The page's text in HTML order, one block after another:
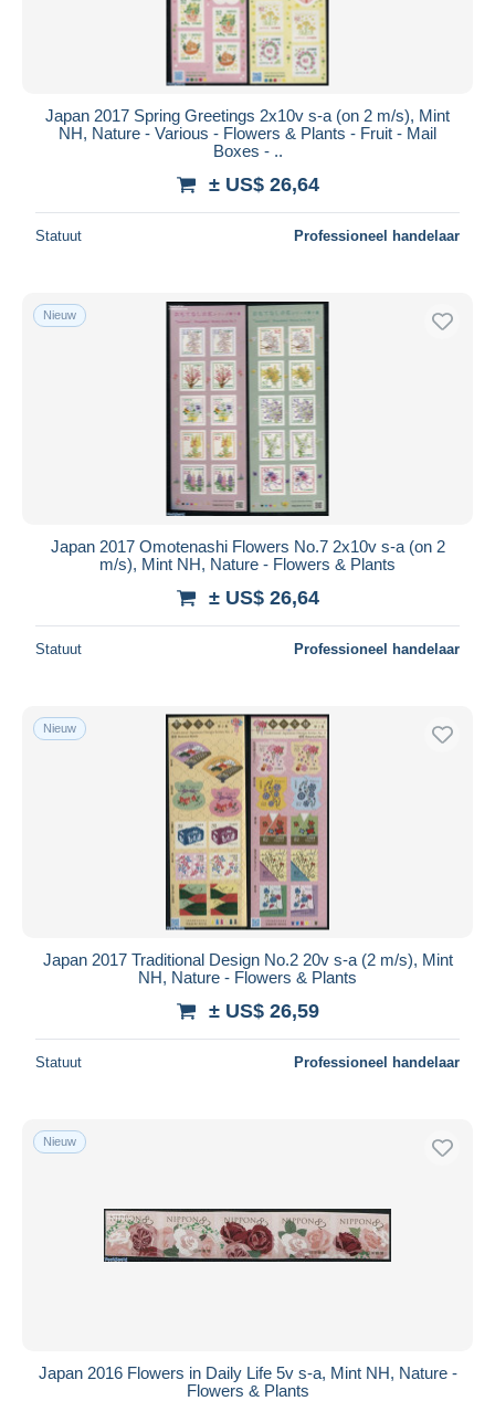
Japan 2017 Spring Greetings 2x10v s-a (on 2 m/s), Mint
NH, Nature - Various - Flowers & Plants - Fruit - Mail
Boxes - ..
± US$ 26,64
Statuut Professioneel handelaar
Nieuw
Japan 2017 Omotenashi Flowers No.7 2x10v s-a (on 2
m/s), Mint NH, Nature - Flowers & Plants
± US$ 26,64
Statuut Professioneel handelaar
Nieuw
Japan 2017 Traditional Design No.2 20v s-a (2 m/s), Mint
NH, Nature - Flowers & Plants
± US$ 26,59
Statuut Professioneel handelaar
Nieuw
Japan 2016 Flowers in Daily Life 5v s-a, Mint NH, Nature -
Flowers & Plants